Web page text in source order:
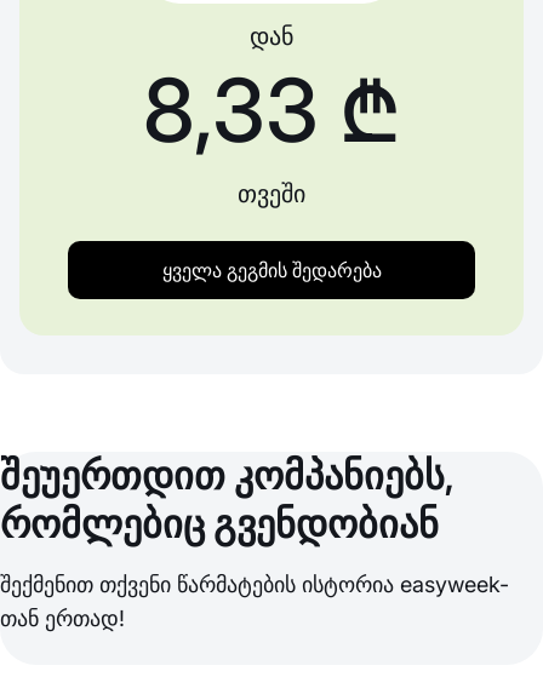
დან
8,33 ₾
თვეში
ყველა გეგმის შედარება
შეუერთდით კომპანიებს,
რომლებიც გვენდობიან
შექმენით თქვენი წარმატების ისტორია easyweek-
თან ერთად!